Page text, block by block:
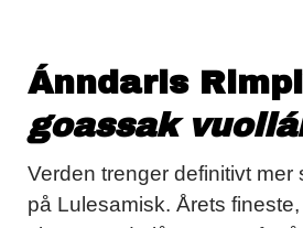
Ánndaris
goassak
Verden trenger definitivt mer
på Lulesamisk. Årets